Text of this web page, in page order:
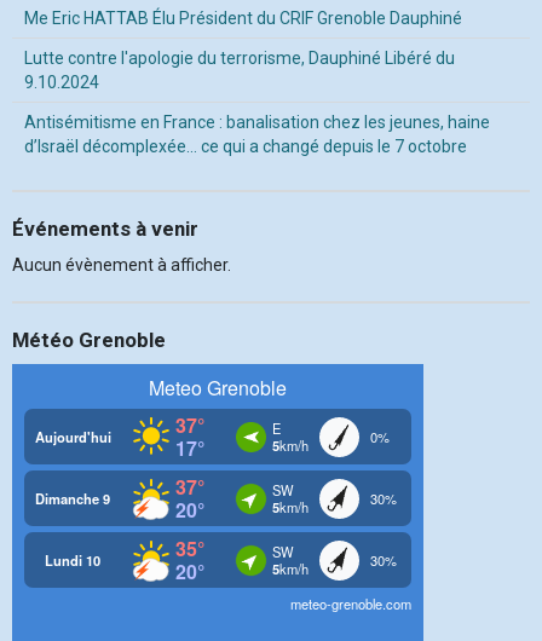
Me Eric HATTAB Élu Président du CRIF Grenoble Dauphiné
Lutte contre l'apologie du terrorisme, Dauphiné Libéré du
9.10.2024
Antisémitisme en France : banalisation chez les jeunes, haine
d’Israël décomplexée… ce qui a changé depuis le 7 octobre
Événements à venir
Aucun évènement à afficher.
Météo Grenoble